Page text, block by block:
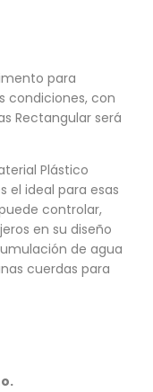
para
condiciones, con
Rectangular será
Plástico
el ideal para esas
controlar,
en su diseño
de agua
cuerdas para